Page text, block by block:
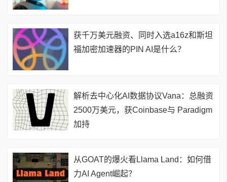
获千万美元融资、同时入选a16z和斯坦
福加密加速器的PIN AI是什么？
解析去中心化AI数据协议Vana：总融资
2500万美元，获Coinbase与 Paradigm
加持
从GOAT的爆火看Llama Land：如何借
力AI Agent崛起？